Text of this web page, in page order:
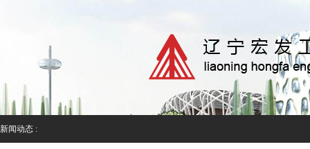
新闻动态 :